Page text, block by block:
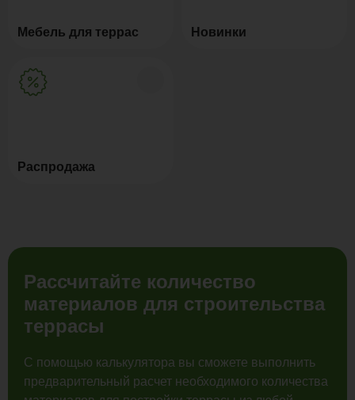
Мебель для террас Новинки
Распродажа
Рассчитайте количество
материалов для строительства
террасы
С помощью калькулятора вы сможете выполнить
предварительный расчет необходимого количества